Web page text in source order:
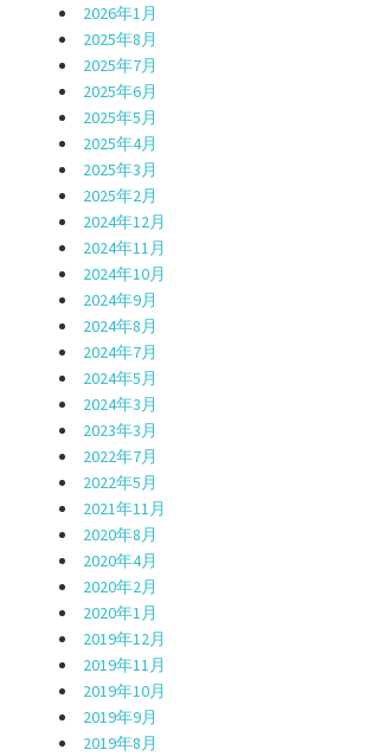
2026年1月
2025年8月
2025年7月
2025年6月
2025年5月
2025年4月
2025年3月
2025年2月
2024年12月
2024年11月
2024年10月
2024年9月
2024年8月
2024年7月
2024年5月
2024年3月
2023年3月
2022年7月
2022年5月
2021年11月
2020年8月
2020年4月
2020年2月
2020年1月
2019年12月
2019年11月
2019年10月
2019年9月
2019年8月